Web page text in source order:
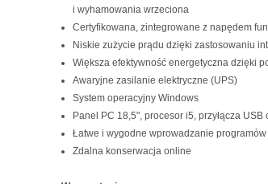
i wyhamowania wrzeciona
Certyfikowana, zintegrowane z napędem
Niskie zużycie prądu dzięki zastosowaniu
Większa efektywność energetyczna dzięki
Awaryjne zasilanie elektryczne (UPS)
System operacyjny Windows
Panel PC 18,5", procesor i5, przyłącza USB
Łatwe i wygodne wprowadzanie
Zdalna konserwacja online